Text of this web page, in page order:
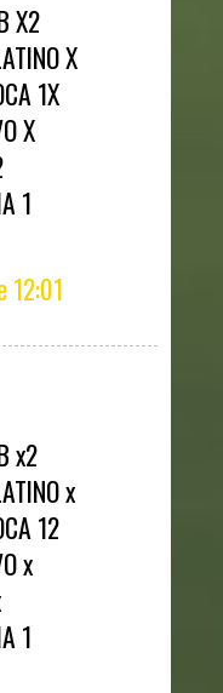
X2
X
1X
X
1
12:01
x2
x
12
x
1